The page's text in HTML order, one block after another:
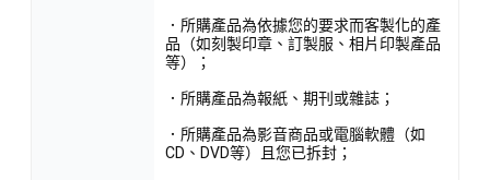
．所購產品為依據您的要求而客製化的產
品（如刻製印章、訂製服、相片印製產品
等）；
．所購產品為報紙、期刊或雜誌；
．所購產品為影音商品或電腦軟體（如
CD、DVD等）且您已拆封；